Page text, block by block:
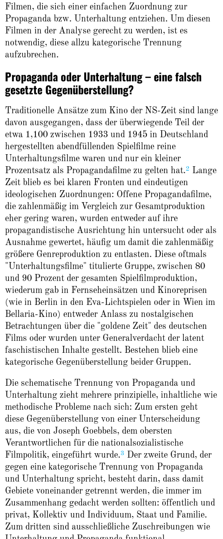
Filmen, die sich einer einfachen Zuordnung zur
Propaganda bzw. Unterhaltung entziehen. Um diesen
Filmen in der Analyse gerecht zu werden, ist es
notwendig, diese allzu kategorische Trennung
aufzubrechen.
Propaganda oder Unterhaltung – eine falsch
gesetzte Gegenüberstellung?
Traditionelle Ansätze zum Kino der NS-Zeit sind lange
davon ausgegangen, dass der überwiegende Teil der
etwa 1,100 zwischen 1933 und 1945 in Deutschland
hergestellten abendfüllenden Spielfilme reine
Unterhaltungsfilme waren und nur ein kleiner
Prozentsatz als Propagandafilme zu gelten hat.2
Lange
Zeit blieb es bei klaren Fronten und eindeutigen
ideologischen Zuordnungen: Offene Propagandafilme,
die zahlenmäßig im Vergleich zur Gesamtproduktion
eher gering waren, wurden entweder auf ihre
propagandistische Ausrichtung hin untersucht oder als
Ausnahme gewertet, häufig um damit die zahlenmäßig
größere Genreproduktion zu entlasten. Diese oftmals
"Unterhaltungsfilme" titulierte Gruppe, zwischen 80
und 90 Prozent der gesamten Spielfilmproduktion,
wiederum gab in Fernseheinsätzen und Kinoreprisen
(wie in Berlin in den Eva-Lichtspielen oder in Wien im
Bellaria-Kino) entweder Anlass zu nostalgischen
Betrachtungen über die "goldene Zeit" des deutschen
Films oder wurden unter Generalverdacht der latent
faschistischen Inhalte gestellt. Bestehen blieb eine
kategorische Gegenüberstellung beider Gruppen.
Die schematische Trennung von Propaganda und
Unterhaltung zieht mehrere prinzipielle, inhaltliche wie
methodische Probleme nach sich: Zum ersten geht
diese Gegenüberstellung von einer Unterscheidung
aus, die von Joseph Goebbels, dem obersten
Verantwortlichen für die nationalsozialistische
Filmpolitik, eingeführt wurde.3
Der zweite Grund, der
gegen eine kategorische Trennung von Propaganda
und Unterhaltung spricht, besteht darin, dass damit
Gebiete voneinander getrennt werden, die immer im
Zusammenhang gedacht werden sollten: öffentlich und
privat, Kollektiv und Individuum, Staat und Familie.
Zum dritten sind ausschließliche Zuschreibungen wie